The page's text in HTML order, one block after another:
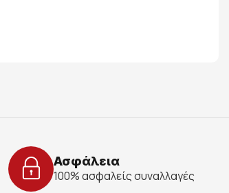
Ασφάλεια
100% ασφαλείς συναλλαγές